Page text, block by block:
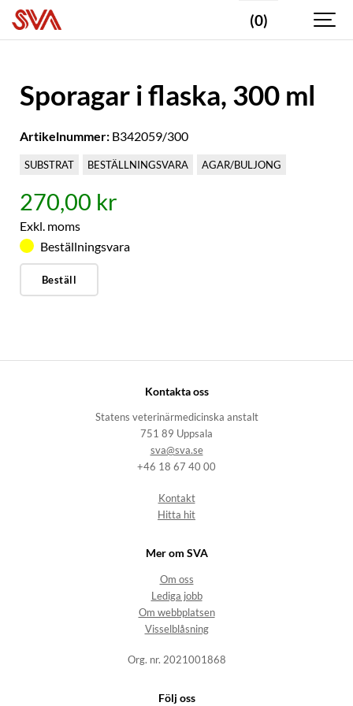
(0)
Sporagar i flaska, 300 ml
Artikelnummer: B342059/300
SUBSTRAT BESTÄLLNINGSVARA AGAR/BULJONG
270,00 kr
Exkl. moms
Beställningsvara
Beställ
Kontakta oss
Statens veterinärmedicinska anstalt
751 89 Uppsala
sva@sva.se
+46 18 67 40 00
Kontakt
Hitta hit
Mer om SVA
Om oss
Lediga jobb
Om webbplatsen
Visselblåsning
Org. nr. 2021001868
Följ oss